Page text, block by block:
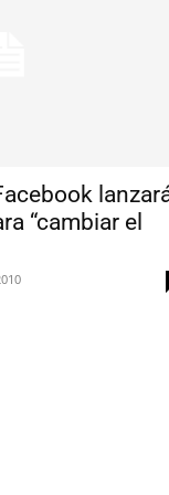
“cambiar el